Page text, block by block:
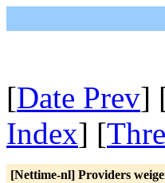
[Date Prev]
Index] [
[Nettime-nl] Providers